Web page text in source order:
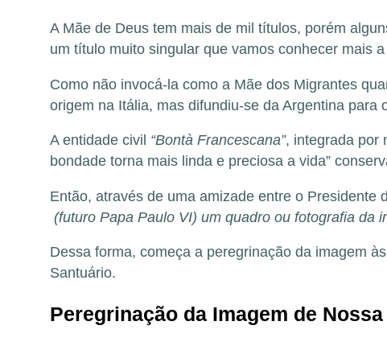
A Mãe de Deus tem mais de mil títulos, porém
um título muito singular que vamos conhecer mais
Como não invocá-la como a Mãe dos Migrantes
origem na Itália, mas difundiu-se da Argentina para
A entidade civil “Bontà Francescana”, integrada por
bondade torna mais linda e preciosa a vida”
Então, através de uma amizade entre o Presidente
(futuro Papa Paulo VI) um quadro ou fotografia da
Dessa forma, começa a peregrinação da imagem
Santuário.
Peregrinação da Imagem de